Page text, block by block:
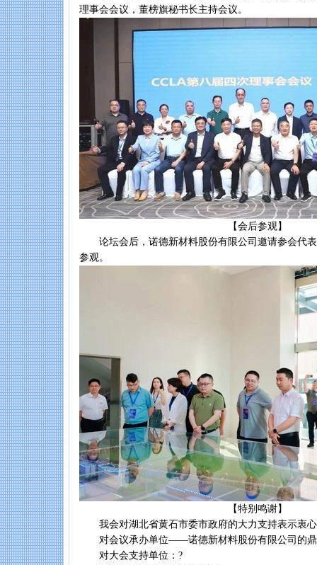
理事会会议，董榜旗秘书长主持会议。
【会后参观】
论坛会后，诺德新材料股份有限公司邀请参会代表
参观。
【特别鸣谢】
我会对湖北省黄石市委市政府的大力支持表示衷心
对会议承办单位——诺德新材料股份有限公司的鼎
对大会支持单位：?